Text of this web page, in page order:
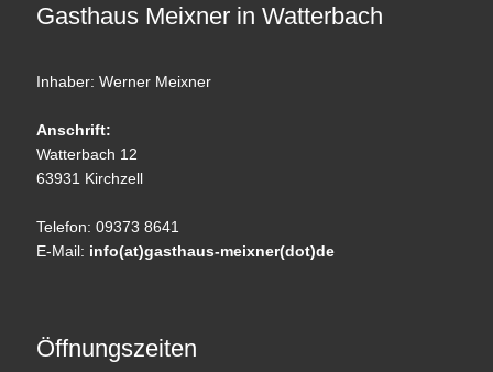
Gasthaus Meixner in Watterbach
Inhaber: Werner Meixner
Anschrift:
Watterbach 12
63931 Kirchzell
Telefon: 09373 8641
E-Mail: info(at)gasthaus-meixner(dot)de
Öffnungszeiten